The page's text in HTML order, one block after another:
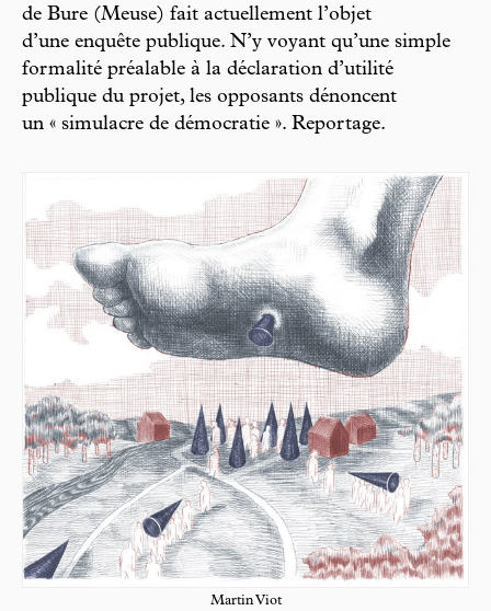
de Bure (Meuse) fait actuellement l’objet
d’une enquête publique. N’y voyant qu’une simple
formalité préalable à la déclaration d’utilité
publique du projet, les opposants dénoncent
un « simulacre de démocratie ». Reportage.
Martin Viot